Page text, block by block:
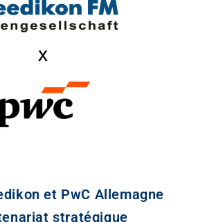
et PwC Allemagne
stratégique